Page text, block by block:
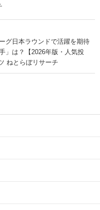
グ日本ラウンドで活躍を期待
」は？【2026年版・人気投
ねとらぼリサーチ